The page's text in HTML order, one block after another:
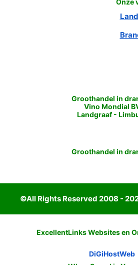
Onze
Groothandel in
Vino Mondial
Landgraaf-
Groothandel in
©All Rights Reserved 2008 -
ExcellentLinks Websites en
DiGiHostWeb